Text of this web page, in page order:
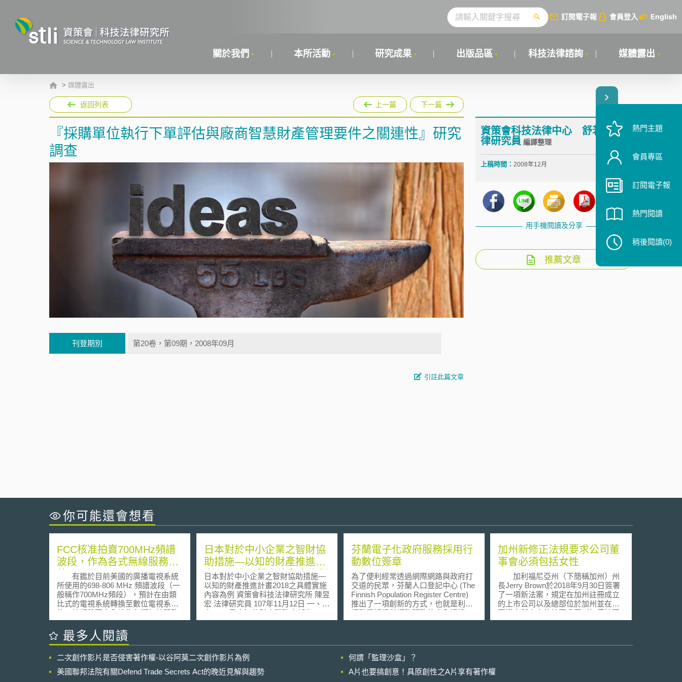
訂閱電子報 會員登入 English
關於我們 本所活動 研究成果 出版品區 科技法律諮詢 媒體露出
> 媒體露出
返回列表 上一篇 下一篇
『採購單位執行下單評估與廠商智慧財產管理要件之關連性』研究
調查
刊登期別 第20卷，第09期，2008年09月
引註此篇文章
資策會科技法律中心 舒若梅 法
律研究員 編譯整理
上稿時間： 2008年12月
用手機閱讀及分享
推薦文章
你可能還會想看
FCC核准拍賣700MHz頻譜
波段，作為各式無線服務的
使用
有鑑於目前美國的廣播電視系統
所使用的698-806 MHz 頻譜波段（一
般稱作700MHz頻段），預計在由類
比式的電視系統轉換至數位電視系統
後，該頻段可完全地為各類無線服務
所使用，包括公共安全以及商業服
務，聯邦通訊傳播委員會（Federal
Communications Commission,
「報告與命令」（Report and
Order）以及「規則制訂建議的進一步
通告」(Further Notice of Proposed
日本對於中小企業之智財協
助措施—以知的財產推進計
畫2018之具體實施內容為例
日本對於中小企業之智財協助措施—
以知的財產推進計畫2018之具體實施
內容為例 資策會科技法律研究所 陳昱
宏 法律研究員 107年11月12日 一、前
言 日本知的財產戰略本部在2013
年6月決定「知的財產政策願景」，作
即於2018年6月12日推出新版「知的
財產政策願景」。不論新舊版「知的
財產政策願景」，均以強化中小企業
芬蘭電子化政府服務採用行
動數位簽章
為了便利經常透過網際網路與政府打
交道的民眾，芬蘭人口登記中心 (The
Finnish Population Register Centre)
推出了一項創新的方式，也就是利用
行動電話提供網路服務的安全憑證。
而 Elisa 是首家與芬蘭人口登記中心
的第一批載有行動簽章 (mobile
signature) 所需之安全憑證的行動電
話 SIM 卡正式問世，此種 SIM 卡是
加州新修正法規要求公司董
事會必須包括女性
加利福尼亞州（下簡稱加州）州
長Jerry Brown於2018年9月30日簽署
了一項新法案，規定在加州註冊成立
的上市公司以及總部位於加州並在美
國證交所上市的外國公司（如德拉瓦
州公司），都必須在2019年底之前，
最多人閱讀
二次創作影片是否侵害著作權-以谷阿莫二次創作影片為例
何謂「監理沙盒」？
美國聯邦法院有關Defend Trade Secrets Act的晚近見解與趨勢
A片也要搞創意！具原創性之A片享有著作權
熱門主題
會員專區
訂閱電子報
熱門閱讀
稍後閱讀(0)